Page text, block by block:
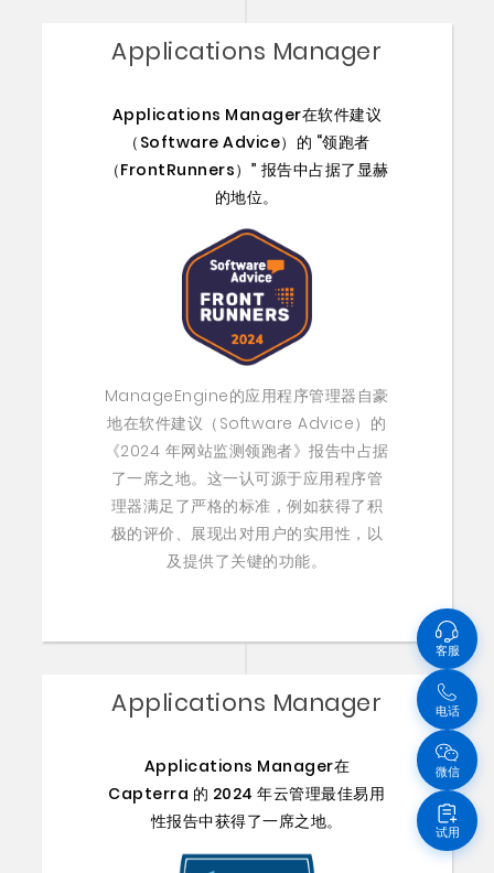
Applications Manager
Applications Manager在软件建议
（Software Advice）的 “领跑者
（FrontRunners）” 报告中占据了显赫
的地位。
ManageEngine的应用程序管理器自豪
地在软件建议（Software Advice）的
《2024 年网站监测领跑者》报告中占据
了一席之地。这一认可源于应用程序管
理器满足了严格的标准，例如获得了积
极的评价、展现出对用户的实用性，以
及提供了关键的功能。
Applications Manager
Applications Manager在
Capterra 的 2024 年云管理最佳易用
性报告中获得了一席之地。
客服
电话
微信
试用